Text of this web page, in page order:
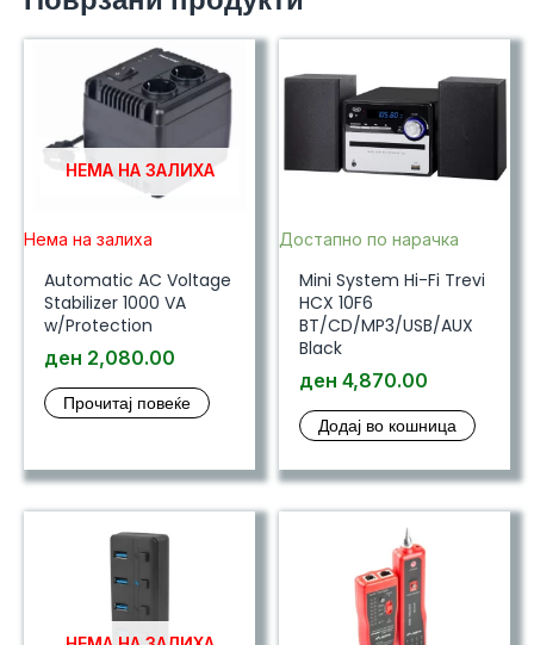
НЕМА НА ЗАЛИХА
Нема на залиха
Automatic AC Voltage
Stabilizer 1000 VA
w/Protection
ден 2,080.00
Прочитај повеќе
Достапно по нарачка
Mini System Hi-Fi Trevi
HCX 10F6
BT/CD/MP3/USB/AUX
Black
ден 4,870.00
Додај во кошница